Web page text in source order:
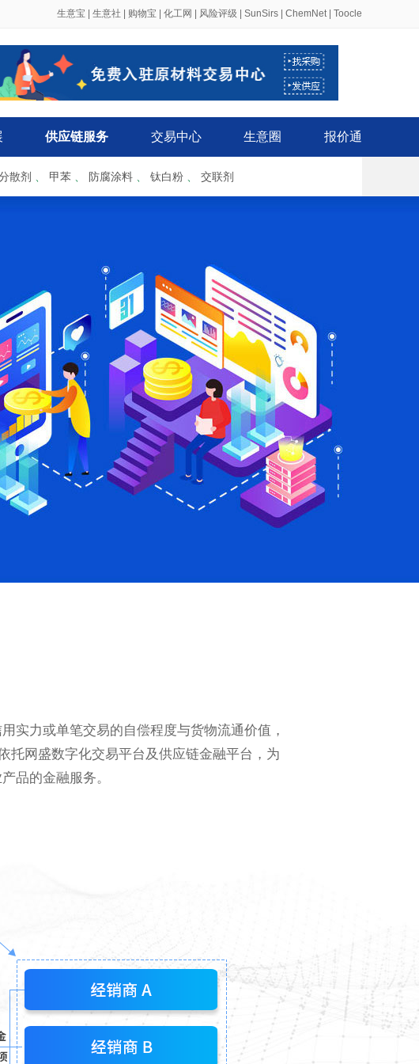
生意宝 生意社 购物宝 化工网 风险评级 SunSirs ChemNet| Toocle
供应链服务 交易中心 生意圈 报价通
散剂 甲苯 防腐涂料 钛白粉 交联剂
实力或单笔交易的自偿程度与货物流通价值，
托网盛数字化交易平台及供应链金融平台，为
品的金融服务。